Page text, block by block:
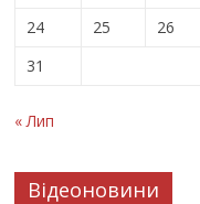
24
25 26
31
« Лип
Відеоновини